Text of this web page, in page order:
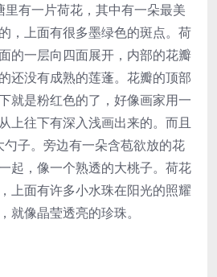
有一片荷花，其中有一朵最美
，上面有很多墨绿色的斑点。荷
的一层向四面展开，内部的花瓣
还没有成熟的莲蓬。花瓣的顶部
就是粉红色的了，好像画家用一
上往下有深入浅画出来的。而且
子。旁边有一朵含苞欲放的花
起，像一个熟透的大桃子。荷花
上面有许多小水珠在阳光的照耀
就像晶莹透亮的珍珠。